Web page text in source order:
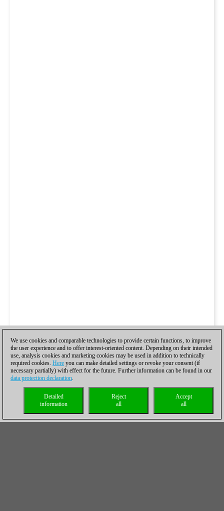
We use cookies and comparable technologies to provide certain functions, to improve
the user experience and to offer interest-oriented content. Depending on their intended
use, analysis cookies and marketing cookies may be used in addition to technically
required cookies. Here you can make detailed settings or revoke your consent (if
necessary partially) with effect for the future. Further information can be found in our
data protection declaration.
Accept
all
Reject
all
Detailed
information